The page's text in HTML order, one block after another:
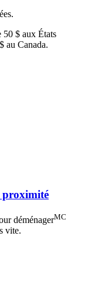
50 $ aux États
au Canada.
proximité
déménagerMC
vite.